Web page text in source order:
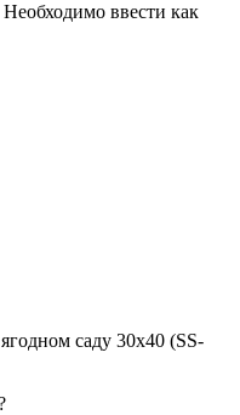
ввести как
саду 30х40 (SS-